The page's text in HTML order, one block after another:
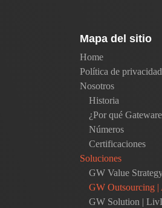
Mapa del sitio
Home
Política de privacidad
Nosotros
Historia
¿Por qué
Números
Certificaciones
Soluciones
GW Value
GW Outsourcing |
GW Solution |